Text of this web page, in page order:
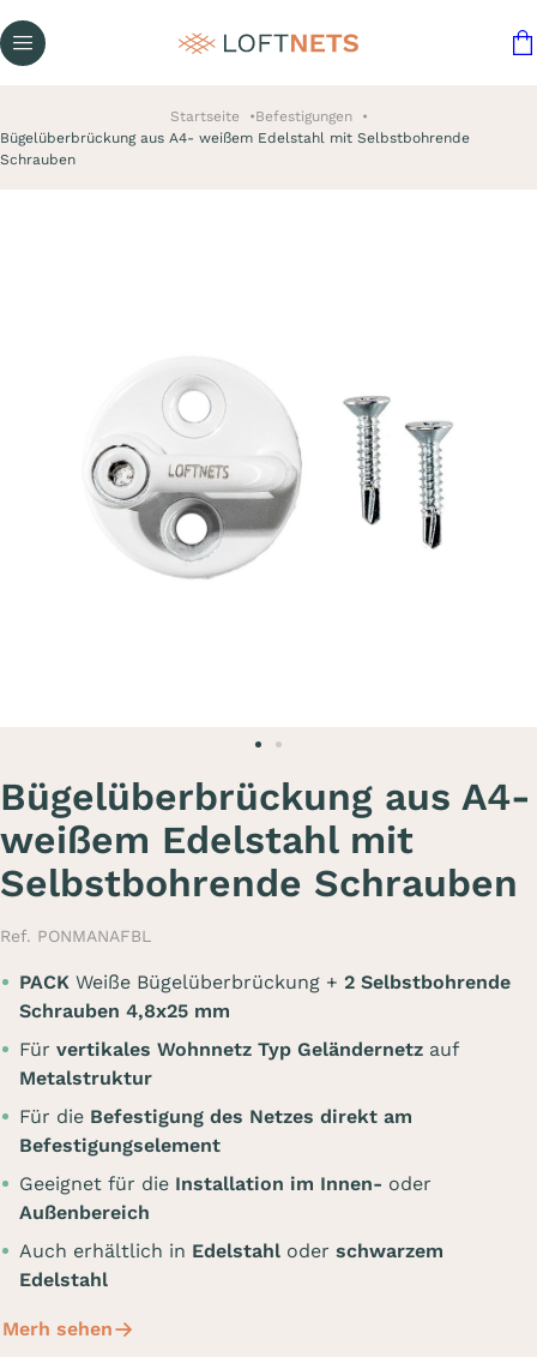
Startseite
Befestigungen
Bügelüberbrückung aus A4- weißem Edelstahl mit Selbstbohrende
Schrauben
Bügelüberbrückung aus A4-
weißem Edelstahl mit
Selbstbohrende Schrauben
Ref. PONMANAFBL
PACK Weiße Bügelüberbrückung + 2 Selbstbohrende
Schrauben 4,8x25 mm
Für vertikales Wohnnetz Typ Geländernetz auf
Metalstruktur
Für die Befestigung des Netzes direkt am
Befestigungselement
Geeignet für die Installation im Innen- oder
Außenbereich
Auch erhältlich in Edelstahl oder schwarzem
Edelstahl
Merh sehen